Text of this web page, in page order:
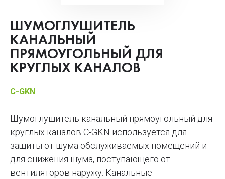
ШУМОГЛУШИТЕЛЬ
КАНАЛЬНЫЙ
ПРЯМОУГОЛЬНЫЙ ДЛЯ
КРУГЛЫХ КАНАЛОВ
C-GKN
Шумоглушитель канальный прямоугольный для
круглых каналов С-GKN используется для
защиты от шума обслуживаемых помещений и
для снижения шума, поступающего от
вентиляторов наружу. Канальные